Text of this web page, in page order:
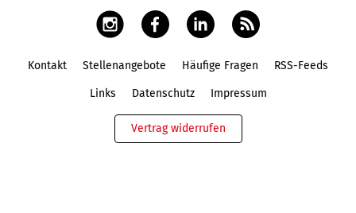
Kontakt Stellenangebote Häufige Fragen RSS-Feeds
Links Datenschutz Impressum
Vertrag widerrufen